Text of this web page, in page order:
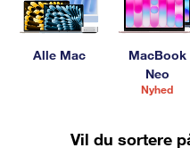
Alle Mac
MacBook
Neo
Nyhed
Vil du sortere